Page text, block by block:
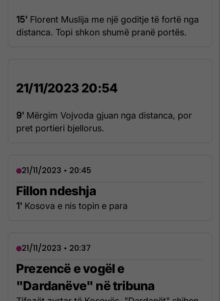
15' Florent Muslija me një goditje të fortë nga
distanca. Topi shkon shumë pranë portës.
21/11/2023 20:54
9' Mërgim Vojvoda gjuan nga distanca, por
pret portieri bjellorus.
21/11/2023 • 20:45
Fillon ndeshja
1' Kosova e nis topin e para
21/11/2023 • 20:37
Prezencë e vogël e
"Dardanëve" në tribuna